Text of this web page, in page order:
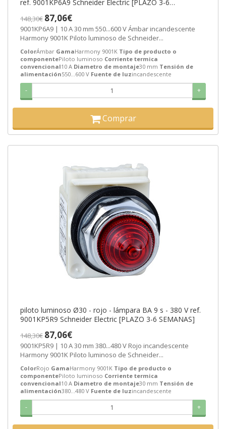
ref. 9001KP6A9 Schneider Electric [PLAZO 3-6
148,30€ 87,06€
9001KP6A9 | 10 A 30 mm 550...600 V Ámbar incandescente
Harmony 9001K Piloto luminoso de Schneider...
ColorÁmbar GamaHarmony 9001K Tipo de producto o
componentePiloto luminoso Corriente termica
convencional10 A Diametro de montaje30 mm Tensión de
alimentación550...600 V Fuente de luzincandescente
- +
Comprar
piloto luminoso Ø30 - rojo - lámpara BA 9 s - 380 V ref.
9001KP5R9 Schneider Electric [PLAZO 3-6 SEMANAS]
148,30€ 87,06€
9001KP5R9 | 10 A 30 mm 380...480 V Rojo incandescente
Harmony 9001K Piloto luminoso de Schneider...
ColorRojo GamaHarmony 9001K Tipo de producto o
componentePiloto luminoso Corriente termica
convencional10 A Diametro de montaje30 mm Tensión de
alimentación380...480 V Fuente de luzincandescente
- +